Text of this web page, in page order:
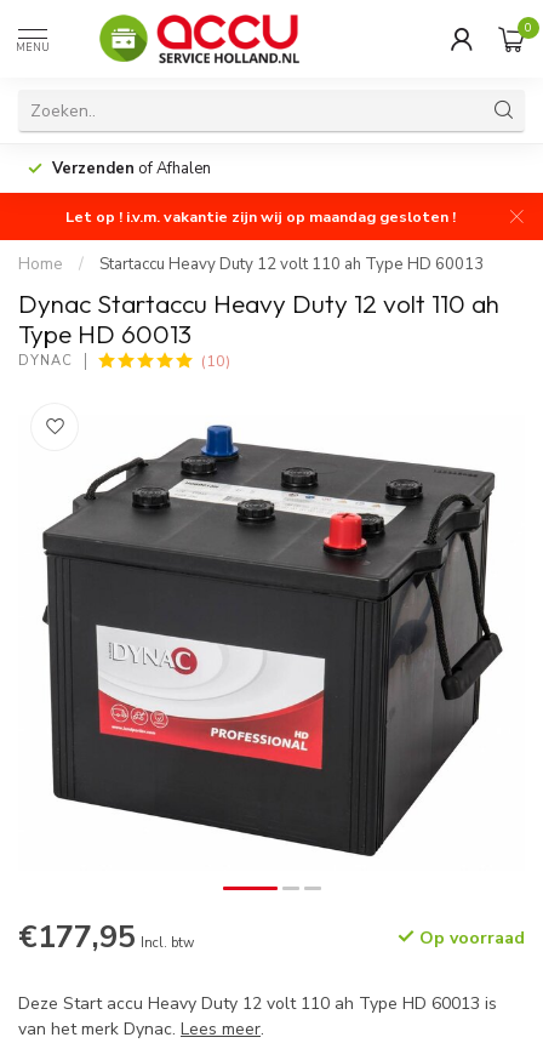
MENU
0
Verzenden of Afhalen
Let op ! i.v.m. vakantie zijn wij op maandag gesloten !
Home / Startaccu Heavy Duty 12 volt 110 ah Type HD 60013
Dynac Startaccu Heavy Duty 12 volt 110 ah
Type HD 60013
DYNAC (10)
€177,95 Incl. btw Op voorraad
Deze Start accu Heavy Duty 12 volt 110 ah Type HD 60013 is
van het merk Dynac. Lees meer.